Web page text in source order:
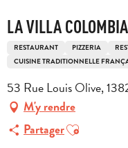
LA VILLA COLOMBIA
RESTAURANT PIZZERIA
CUISINE TRADITIONNELLE
53 Rue Louis Olive,
M'y rendre
PartagerAjouter aux